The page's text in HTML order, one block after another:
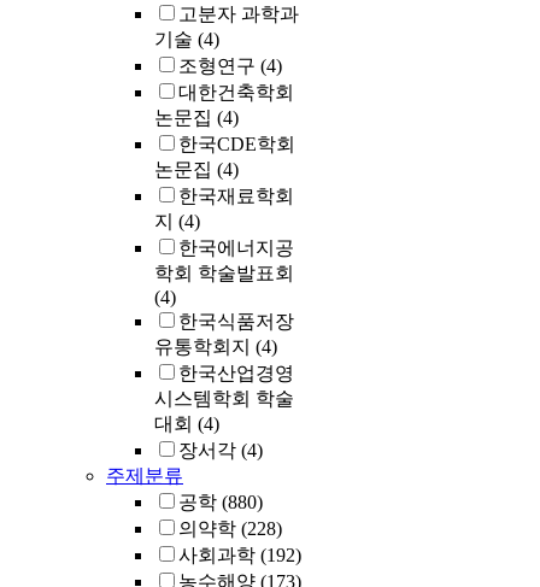
고분자 과학과
기술 (4)
조형연구 (4)
대한건축학회
논문집 (4)
한국CDE학회
논문집 (4)
한국재료학회
지 (4)
한국에너지공
학회 학술발표회
(4)
한국식품저장
유통학회지 (4)
한국산업경영
시스템학회 학술
대회 (4)
장서각 (4)
주제분류
공학 (880)
의약학 (228)
사회과학 (192)
농수해양 (173)